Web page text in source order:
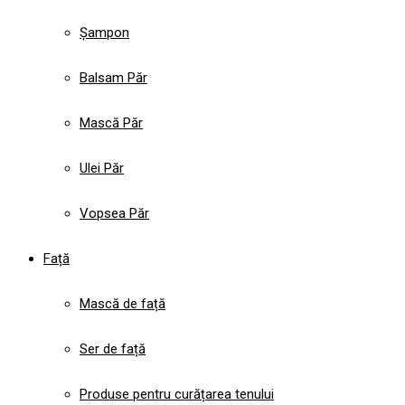
Șampon
Balsam Păr
Mască Păr
Ulei Păr
Vopsea Păr
Față
Mască de față
Ser de față
Produse pentru curățarea tenului